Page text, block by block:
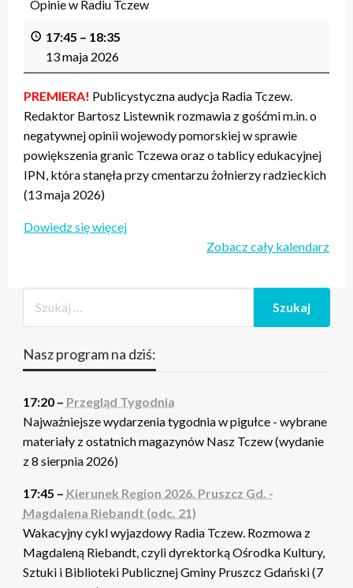
Opinie w Radiu Tczew
17:45 – 18:35
13 maja 2026
PREMIERA! Publicystyczna audycja Radia Tczew.
Redaktor Bartosz Listewnik rozmawia z gośćmi m.in. o
negatywnej opinii wojewody pomorskiej w sprawie
powiększenia granic Tczewa oraz o tablicy edukacyjnej
IPN, która stanęła przy cmentarzu żołnierzy radzieckich
(13 maja 2026)
Dowiedz się więcej
Zobacz cały kalendarz
Nasz program na dziś:
17:20 – Przegląd Tygodnia
Najważniejsze wydarzenia tygodnia w pigułce - wybrane
materiały z ostatnich magazynów Nasz Tczew (wydanie
z 8 sierpnia 2026)
17:45 – Kierunek Region 2026. Pruszcz Gd. -
Magdalena Riebandt (odc. 21)
Wakacyjny cykl wyjazdowy Radia Tczew. Rozmowa z
Magdaleną Riebandt, czyli dyrektorką Ośrodka Kultury,
Sztuki i Biblioteki Publicznej Gminy Pruszcz Gdański (7